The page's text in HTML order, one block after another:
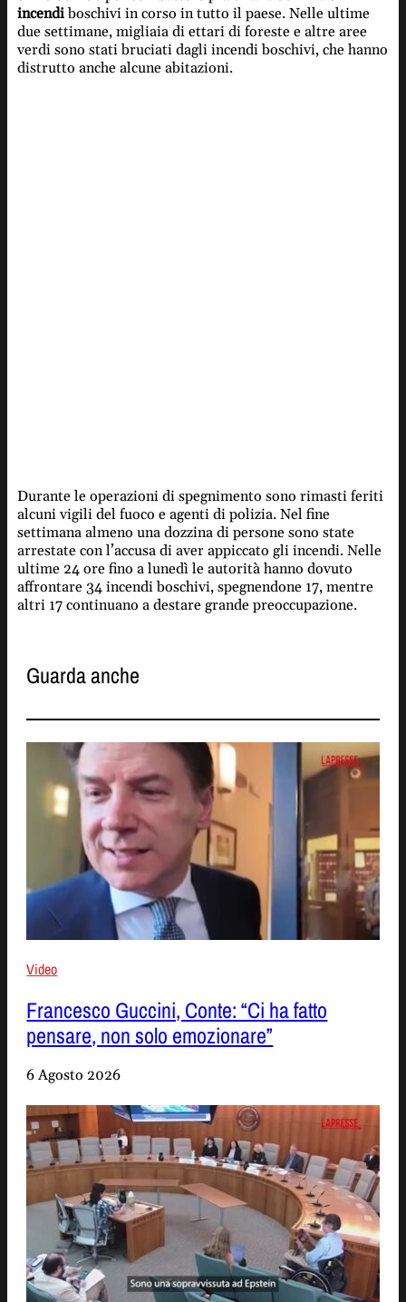
incendiboschivi in corso in tutto il paese. Nelle ultime
due settimane, migliaia di ettari di foreste e altre aree
verdi sono stati bruciati dagli incendi boschivi, che hanno
distrutto anche alcune abitazioni.
Durante le operazioni di spegnimento sono rimasti feriti
alcuni vigili del fuoco e agenti di polizia. Nel fine
settimana almeno una dozzina di persone sono state
arrestate con l’accusa di aver appiccato gli incendi. Nelle
ultime 24 ore fino a lunedì le autorità hanno dovuto
affrontare 34 incendi boschivi, spegnendone 17, mentre
altri 17 continuano a destare grande preoccupazione.
Guarda anche
Video
Francesco Guccini, Conte: “Ci ha fatto
pensare, non solo emozionare”
6 Agosto 2026